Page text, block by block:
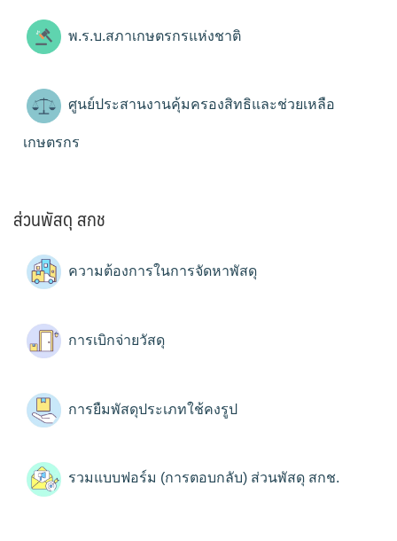
พ.ร.บ.สภาเกษตรกรแห่งชาติ
ศูนย์ประสานงานคุ้มครองสิทธิและช่วยเหลือ
เกษตรกร
ส่วนพัสดุ สกช
ความต้องการในการจัดหาพัสดุ
การเบิกจ่ายวัสดุ
การยืมพัสดุประเภทใช้คงรูป
รวมแบบฟอร์ม (การตอบกลับ) ส่วนพัสดุ สกช.